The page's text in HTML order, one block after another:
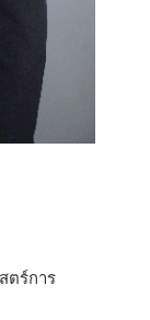
ตร์การ